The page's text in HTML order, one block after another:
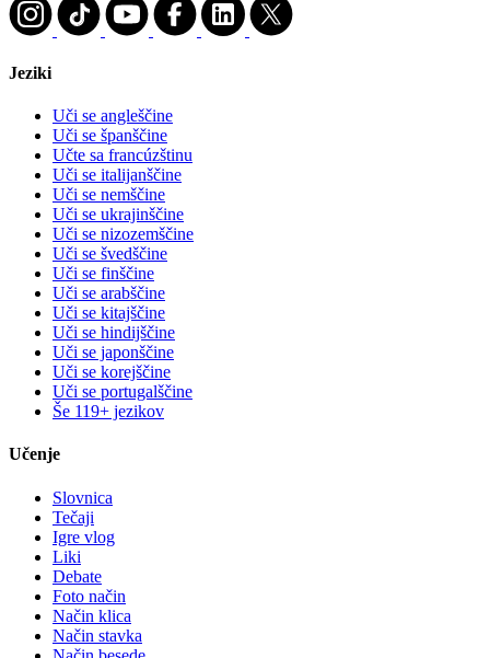
Jeziki
Uči se angleščine
Uči se španščine
Učte sa francúzštinu
Uči se italijanščine
Uči se nemščine
Uči se ukrajinščine
Uči se nizozemščine
Uči se švedščine
Uči se finščine
Uči se arabščine
Uči se kitajščine
Uči se hindijščine
Uči se japonščine
Uči se korejščine
Uči se portugalščine
Še 119+ jezikov
Učenje
Slovnica
Tečaji
Igre vlog
Liki
Debate
Foto način
Način klica
Način stavka